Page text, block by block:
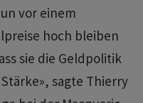
vor einem
hoch bleiben
sie die Geldpolitik
sagte Thierry